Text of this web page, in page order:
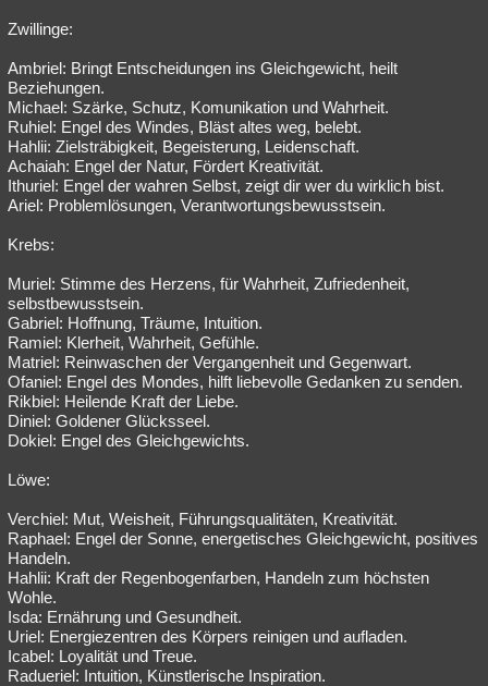
Zwillinge:
Ambriel: Bringt Entscheidungen ins Gleichgewicht, heilt
Beziehungen.
Michael: Szärke, Schutz, Komunikation und Wahrheit.
Ruhiel: Engel des Windes, Bläst altes weg, belebt.
Hahlii: Zielsträbigkeit, Begeisterung, Leidenschaft.
Achaiah: Engel der Natur, Fördert Kreativität.
Ithuriel: Engel der wahren Selbst, zeigt dir wer du wirklich bist.
Ariel: Problemlösungen, Verantwortungsbewusstsein.
Krebs:
Muriel: Stimme des Herzens, für Wahrheit, Zufriedenheit,
selbstbewusstsein.
Gabriel: Hoffnung, Träume, Intuition.
Ramiel: Klerheit, Wahrheit, Gefühle.
Matriel: Reinwaschen der Vergangenheit und Gegenwart.
Ofaniel: Engel des Mondes, hilft liebevolle Gedanken zu senden.
Rikbiel: Heilende Kraft der Liebe.
Diniel: Goldener Glücksseel.
Dokiel: Engel des Gleichgewichts.
Löwe:
Verchiel: Mut, Weisheit, Führungsqualitäten, Kreativität.
Raphael: Engel der Sonne, energetisches Gleichgewicht, positives
Handeln.
Hahlii: Kraft der Regenbogenfarben, Handeln zum höchsten
Wohle.
Isda: Ernährung und Gesundheit.
Uriel: Energiezentren des Körpers reinigen und aufladen.
Icabel: Loyalität und Treue.
Radueriel: Intuition, Künstlerische Inspiration.